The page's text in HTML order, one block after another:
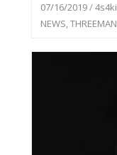
07/16/2019/4s4ki
NEWS,THREEMAN